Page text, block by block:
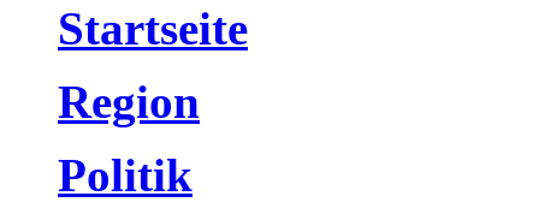
Startseite
Region
Politik